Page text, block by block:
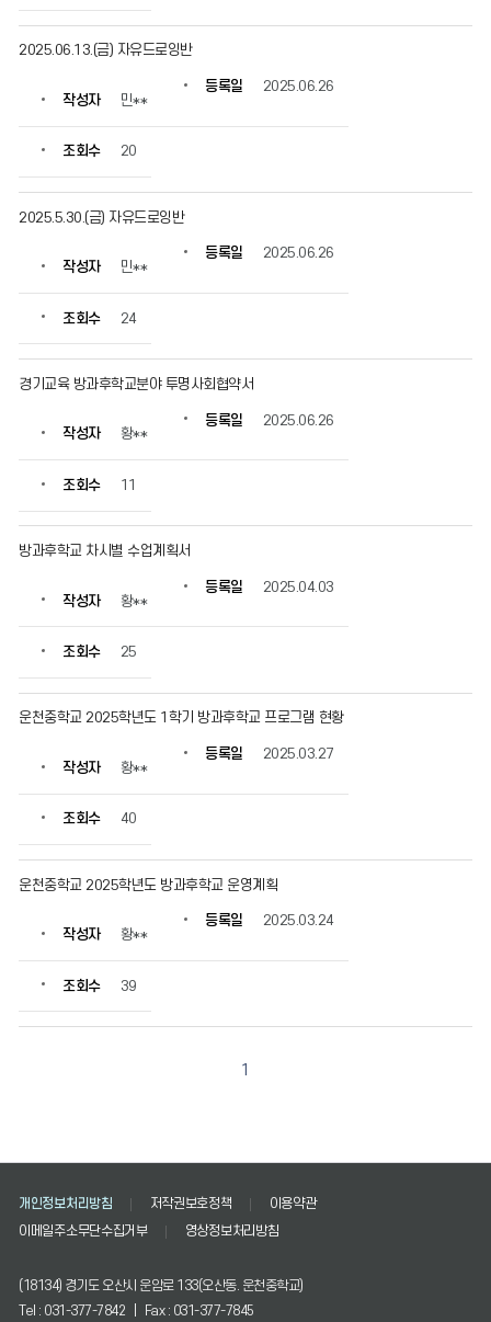
시
물
성
등
보
할
습
니
2025.06.13.(금) 자유드로잉반
작성자 민**
등록일 2025.06.26
조회수 20
2025.5.30.(금) 자유드로잉반
작성자 민**
등록일 2025.06.26
조회수 24
경기교육 방과후학교분야 투명사회협약서
작성자 황**
등록일 2025.06.26
조회수 11
방과후학교 차시별 수업계획서
작성자 황**
등록일 2025.04.03
조회수 25
운천중학교 2025학년도 1학기 방과후학교 프로그램 현황
작성자 황**
등록일 2025.03.27
조회수 40
운천중학교 2025학년도 방과후학교 운영계획
작성자 황**
등록일 2025.03.24
조회수 39
1
개인정보처리방침 저작권보호정책
이용약관
이메일주소무단수집거부
영상정보처리방침
(18134) 경기도 오산시 운암로 133(오산동. 운천중학교)
Tel : 031-377-7842 | Fax : 031-377-7845